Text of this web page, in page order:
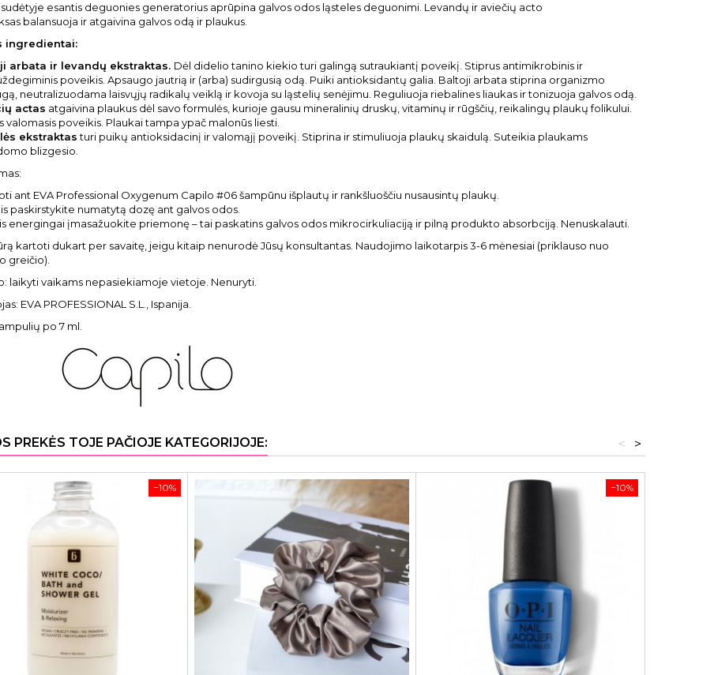
esantis deguonies generatorius aprūpina galvos odos ląsteles deguonimi. Levandų ir aviečių acto
balansuoja ir atgaivina galvos odą ir plaukus.
ingredientai:
arbata ir levandų ekstraktas. Dėl didelio tanino kiekio turi galingą sutraukiantį poveikį. Stiprus antimikrobinis ir
poveikis. Apsaugo jautrią ir (arba) sudirgusią odą. Puiki antioksidantų galia. Baltoji arbata stiprina organizmo
neutralizuodama laisvųjų radikalų veiklą ir kovoja su ląstelių senėjimu. Reguliuoja riebalines liaukas ir tonizuoja galvos odą.
actas atgaivina plaukus dėl savo formulės, kurioje gausu mineralinių druskų, vitaminų ir rūgščių, reikalingų plaukų folikului.
valomasis poveikis. Plaukai tampa ypač malonūs liesti.
ekstraktasturi puikų antioksidacinį ir valomąjį poveikį. Stiprina ir stimuliuoja plaukų skaidulą. Suteikia plaukams
blizgesio.
ant EVA Professional Oxygenum Capilo #06šampūnu išplautų ir rankšluoščiu nusausintų plaukų.
paskirstykite numatytą dozę ant galvos odos.
energingai įmasažuokite priemonę – tai paskatins galvos odos mikrocirkuliaciją ir pilną produkto absorbciją. Nenuskalauti.
kartoti dukart per savaitę, jeigu kitaip nenurodė Jūsų konsultantas. Naudojimo laikotarpis 3-6 mėnesiai (priklauso nuo
greičio).
laikyti vaikams nepasiekiamoje vietoje. Nenuryti.
EVA PROFESSIONAL S.L., Ispanija.
po 7 ml.
PREKĖS TOJE PAČIOJE KATEGORIJOJE: >
<
−10% −10%